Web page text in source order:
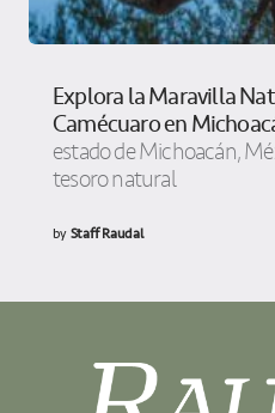
Explora la Maravilla
Camécuaro en
estado de Michoacán,
tesoro natural
byStaff Raudal